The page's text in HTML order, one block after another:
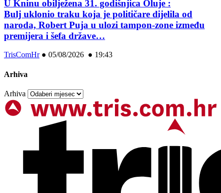
U Kninu obilježena 31. godišnjica Oluje :
Bulj uklonio traku koja je političare dijelila od
naroda, Robert Puja u ulozi tampon-zone između
premijera i šefa države…
TrisComHr● 05/08/2026 ● 19:43
Arhiva
Arhiva